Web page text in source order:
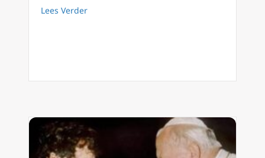
Lees Verderabout Apokalyps90 dag 32 Ontdek de